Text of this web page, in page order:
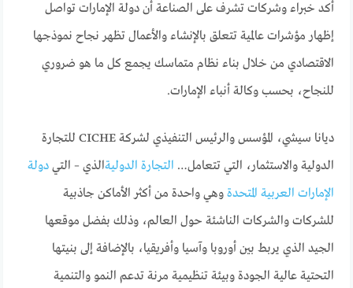
أكد خبراء وشركات تشرف على الصناعة أن دولة الإمارات تواصل
إظهار مؤشرات عالمية تتعلق بالإنشاء والأعمال تظهر نجاح نموذجها
الاقتصادي من خلال بناء نظام متماسك يجمع كل ما هو ضروري
للنجاح، بحسب وكالة أنباء الإمارات.
ديانا سيشي، المؤسس والرئيس التنفيذي لشركة CICHE للتجارة
الدولية والاستثمار، التي تتعامل… التجارة الدوليةالذي – التيدولة
الإمارات العربية المتحدة وهي واحدة من أكثر الأماكن جاذبية
للشركات والشركات الناشئة حول العالم، وذلك بفضل موقعها
الجيد الذي يربط بين أوروبا وآسيا وأفريقيا، بالإضافة إلى بنيتها
التحتية عالية الجودة وبيئة تنظيمية مرنة تدعم النمو والتنمية